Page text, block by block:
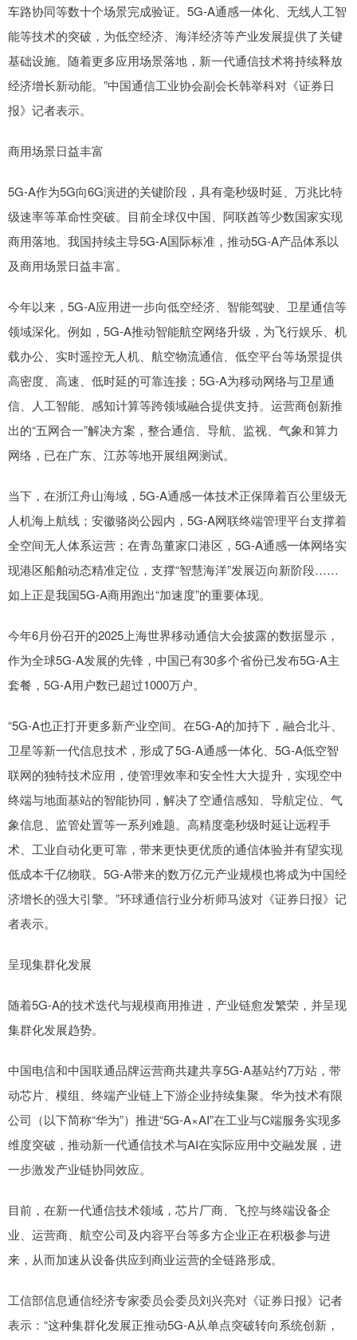
车路协同等数十个场景完成验证。5G-A通感一体化、无线人工智
能等技术的突破，为低空经济、海洋经济等产业发展提供了关键
基础设施。随着更多应用场景落地，新一代通信技术将持续释放
经济增长新动能。”中国通信工业协会副会长韩举科对《证券日
报》记者表示。
商用场景日益丰富
5G-A作为5G向6G演进的关键阶段，具有毫秒级时延、万兆比特
级速率等革命性突破。目前全球仅中国、阿联酋等少数国家实现
商用落地。我国持续主导5G-A国际标准，推动5G-A产品体系以
及商用场景日益丰富。
今年以来，5G-A应用进一步向低空经济、智能驾驶、卫星通信等
领域深化。例如，5G-A推动智能航空网络升级，为飞行娱乐、机
载办公、实时遥控无人机、航空物流通信、低空平台等场景提供
高密度、高速、低时延的可靠连接；5G-A为移动网络与卫星通
信、人工智能、感知计算等跨领域融合提供支持。运营商创新推
出的“五网合一”解决方案，整合通信、导航、监视、气象和算力
网络，已在广东、江苏等地开展组网测试。
当下，在浙江舟山海域，5G-A通感一体技术正保障着百公里级无
人机海上航线；安徽骆岗公园内，5G-A网联终端管理平台支撑着
全空间无人体系运营；在青岛董家口港区，5G-A通感一体网络实
现港区船舶动态精准定位，支撑“智慧海洋”发展迈向新阶段……
如上正是我国5G-A商用跑出“加速度”的重要体现。
今年6月份召开的2025上海世界移动通信大会披露的数据显示，
作为全球5G-A发展的先锋，中国已有30多个省份已发布5G-A主
套餐，5G-A用户数已超过1000万户。
“5G-A也正打开更多新产业空间。在5G-A的加持下，融合北斗、
卫星等新一代信息技术，形成了5G-A通感一体化、5G-A低空智
联网的独特技术应用，使管理效率和安全性大大提升，实现空中
终端与地面基站的智能协同，解决了空通信感知、导航定位、气
象信息、监管处置等一系列难题。高精度毫秒级时延让远程手
术、工业自动化更可靠，带来更快更优质的通信体验并有望实现
低成本千亿物联。5G-A带来的数万亿元产业规模也将成为中国经
济增长的强大引擎。”环球通信行业分析师马波对《证券日报》记
者表示。
呈现集群化发展
随着5G-A的技术迭代与规模商用推进，产业链愈发繁荣，并呈现
集群化发展趋势。
中国电信和中国联通品牌运营商共建共享5G-A基站约7万站，带
动芯片、模组、终端产业链上下游企业持续集聚。华为技术有限
公司（以下简称“华为”）推进“5G-A×AI”在工业与C端服务实现多
维度突破，推动新一代通信技术与AI在实际应用中交融发展，进
一步激发产业链协同效应。
目前，在新一代通信技术领域，芯片厂商、飞控与终端设备企
业、运营商、航空公司及内容平台等多方企业正在积极参与进
来，从而加速从设备供应到商业运营的全链路形成。
工信部信息通信经济专家委员会委员刘兴亮对《证券日报》记者
表示：“这种集群化发展正推动5G-A从单点突破转向系统创新，